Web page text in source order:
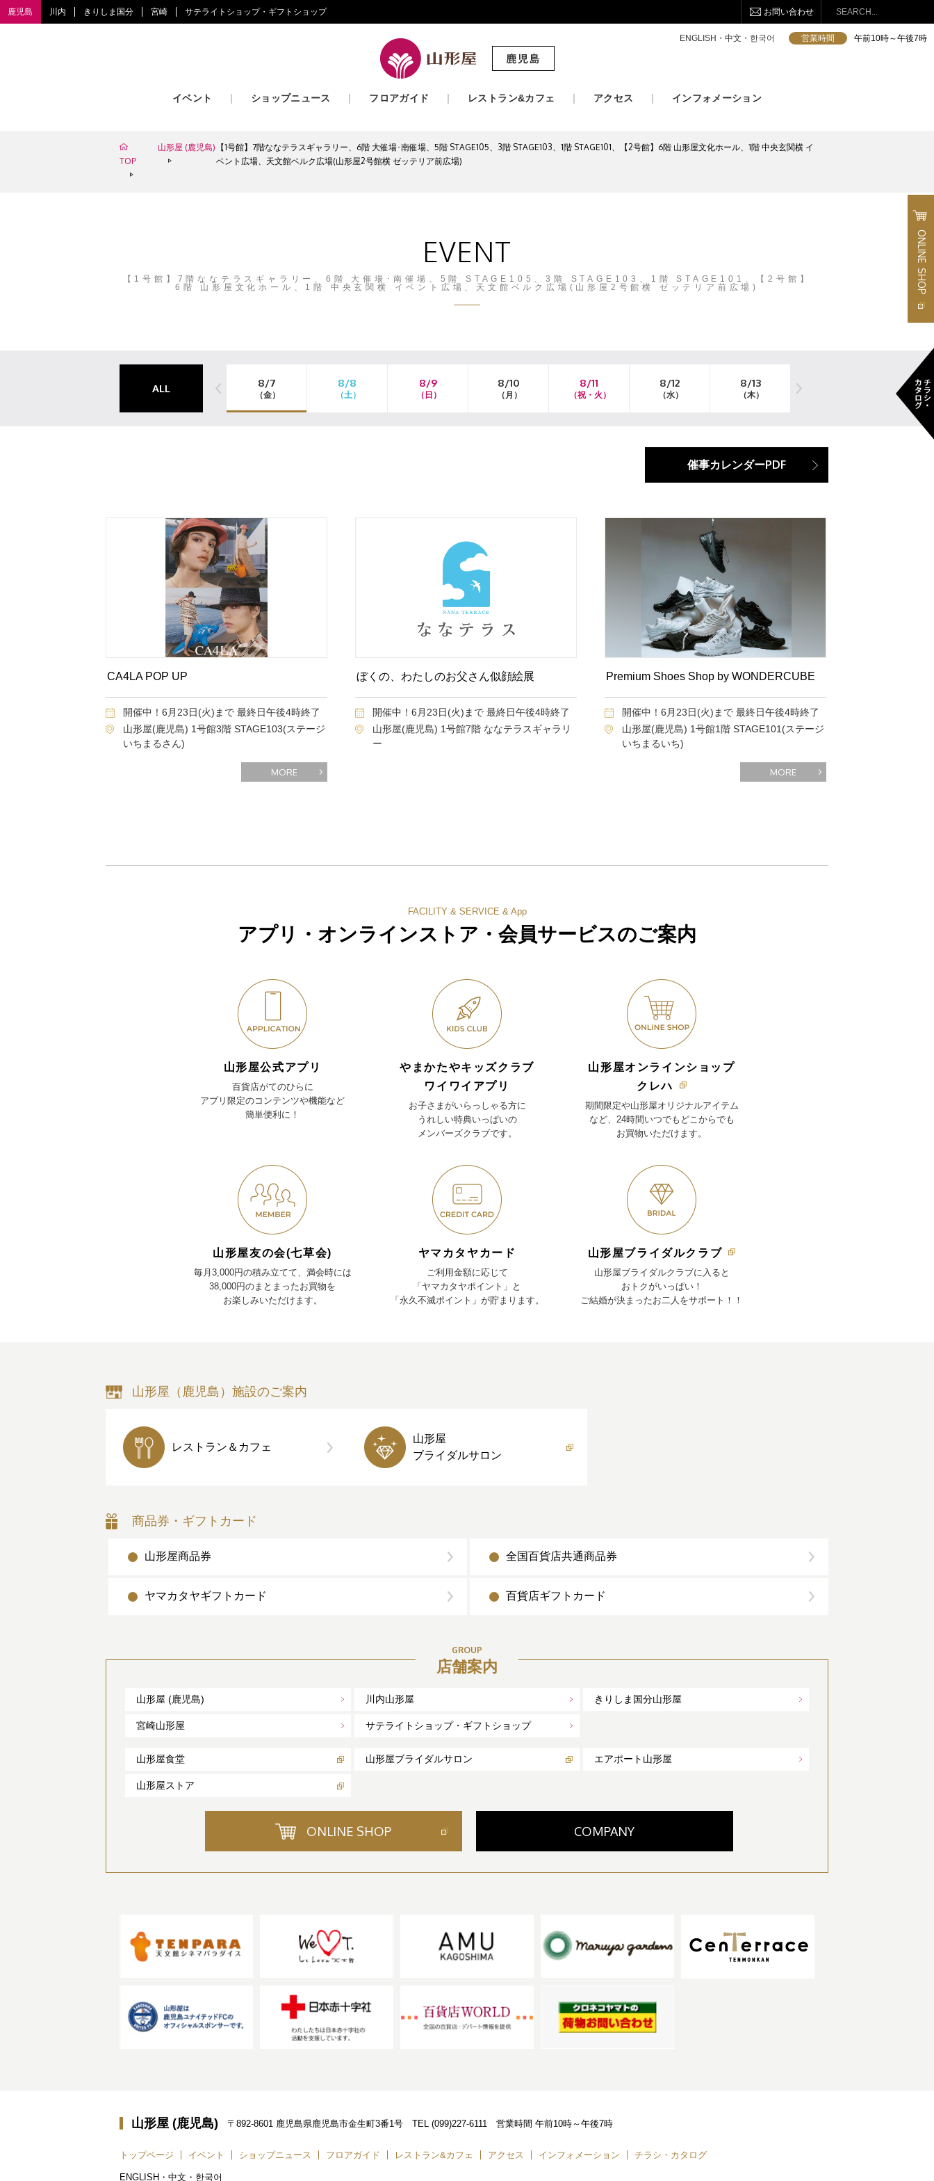
鹿児島 川内 きりしま国分 宮崎 サテライトショップ・ギフトショップ お問い合わせ 検索
ONLINE
SHOP
ENGLISH・中文・한국어 営業時間 午前10時～午後7時
イベント ショップニュース フロアガイド レストラン&カフェ アクセス インフォメーション
TOP
山形屋 (鹿児島)
【1号館】7階ななテラスギャラリー、6階 大催場･南催場、5階 STAGE105、3階 STAGE103、1階 STAGE101、【2号館】6階 山形屋文化ホール、1階 中央玄関横 イ
ベント広場、天文館ベルク広場(山形屋2号館横 ゼッテリア前広場)
EVENT
【1号館】7階ななテラスギャラリー、6階 大催場･南催場、5階 STAGE105、3階 STAGE103、1階 STAGE101、【2号館】
6階 山形屋文化ホール、1階 中央玄関横 イベント広場、天文館ベルク広場(山形屋2号館横 ゼッテリア前広場)
ALL 8/7
（金）
8/8
（土）
8/9
（日）
8/10
（月）
8/11
（祝・火）
8/12
（水）
8/13
（木）
8/15
（土）
催事カレンダーPDF
CA4LA POP UP
開催中！6月23日(火)まで 最終日午後4時終了
山形屋(鹿児島) 1号館3階 STAGE103(ステージ
いちまるさん)
MORE
ぼくの、わたしのお父さん似顔絵展
開催中！6月23日(火)まで 最終日午後4時終了
山形屋(鹿児島) 1号館7階 ななテラスギャラリ
ー
Premium Shoes Shop by WONDERCUBE
開催中！6月23日(火)まで 最終日午後4時終了
山形屋(鹿児島) 1号館1階 STAGE101(ステージ
いちまるいち)
MORE
FACILITY & SERVICE & App
アプリ・オンラインストア・ 会員サービスのご案内
山形屋公式アプリ
百貨店がてのひらに
アプリ限定のコンテンツや機能など
簡単便利に！
やまかたやキッズクラブ
ワイワイアプリ
お子さまがいらっしゃる方に
うれしい特典いっぱいの
メンバーズクラブです。
山形屋オンラインショップ
クレハ
期間限定や山形屋オリジナルアイテム
など、24時間いつでもどこからでも
お買物いただけます。
山形屋友の会(七草会)
毎月3,000円の積み立てて、満会時には
38,000円のまとまったお買物を
お楽しみいただけます。
ヤマカタヤカード
ご利用金額に応じて
「ヤマカタヤポイント」と
「永久不滅ポイント」が貯まります。
山形屋ブライダルクラブ
山形屋ブライダルクラブに入ると
おトクがいっぱい！
ご結婚が決まったお二人をサポート！！
山形屋（鹿児島）施設のご案内
レストラン＆カフェ
山形屋
ブライダルサロン
商品券・ギフトカード
山形屋商品券 全国百貨店共通商品券
ヤマカタヤギフトカード 百貨店ギフトカード
GROUP
店舗案内
山形屋 (鹿児島) 川内山形屋 きりしま国分山形屋
宮崎山形屋 サテライトショップ・ギフトショップ
山形屋食堂 山形屋ブライダルサロン エアポート山形屋
山形屋ストア
ONLINE SHOP COMPANY
山形屋 (鹿児島) 〒892-8601 鹿児島県鹿児島市金生町3番1号 TEL (099)227-6111 営業時間 午前10時～午後7時
トップページ イベント ショップニュース フロアガイド レストラン&カフェ アクセス インフォメーション チラシ・カタログ
ENGLISH・中文・한국어